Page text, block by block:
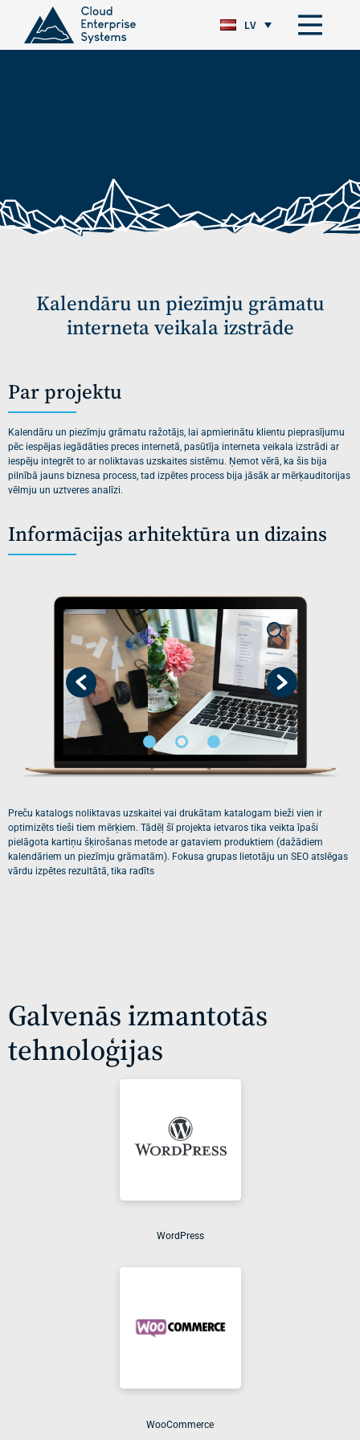
LV
Kalendāru un piezīmju grāmatu
interneta veikala izstrāde
Par projektu
Kalendāru un piezīmju grāmatu ražotājs, lai apmierinātu klientu pieprasījumu
pēc iespējas iegādāties preces internetā, pasūtīja interneta veikala izstrādi ar
iespēju integrēt to ar noliktavas uzskaites sistēmu. Ņemot vērā, ka šis bija
pilnībā jauns biznesa process, tad izpētes process bija jāsāk ar mērķauditorijas
vēlmju un uztveres analīzi.
Informācijas arhitektūra un dizains
Previous Next
Preču katalogs noliktavas uzskaitei vai drukātam katalogam bieži vien ir
optimizēts tieši tiem mērķiem. Tādēļ šī projekta ietvaros tika veikta īpaši
pielāgota kartiņu šķirošanas metode ar gataviem produktiem (dažādiem
kalendāriem un piezīmju grāmatām). Fokusa grupas lietotāju un SEO atslēgas
vārdu izpētes rezultātā, tika radīts
Galvenās izmantotās
tehnoloģijas
WordPress
WooCommerce